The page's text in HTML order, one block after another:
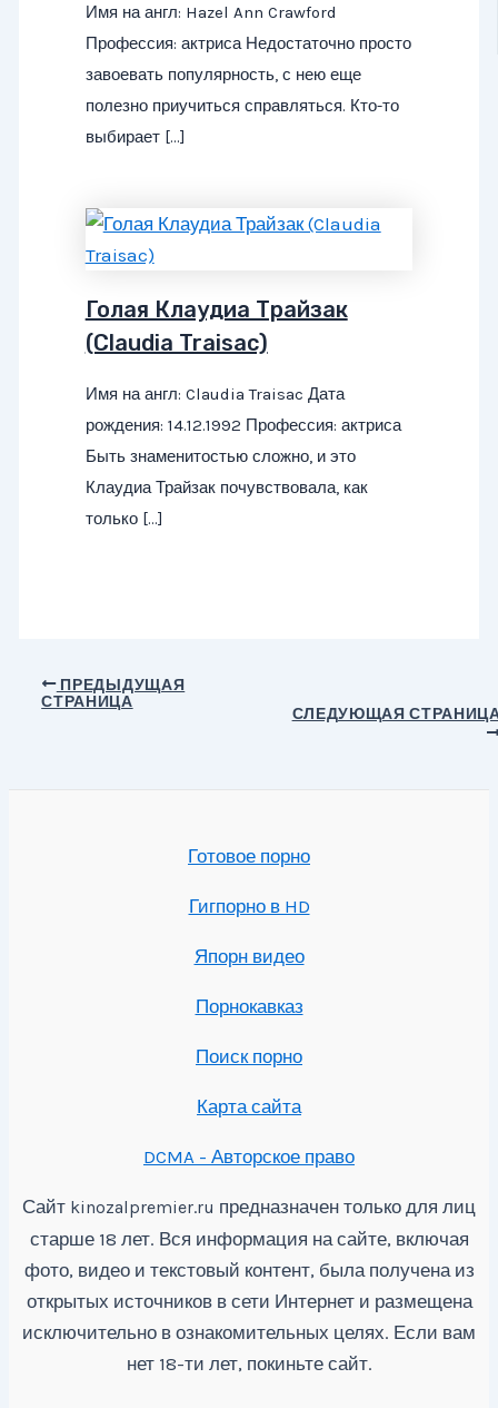
Имя на англ: Hazel Ann Crawford
Профессия: актриса Недостаточно просто
завоевать популярность, с нею еще
полезно приучиться справляться. Кто-то
выбирает […]
Голая Клаудиа Трайзак
(Claudia Traisac)
Имя на англ: Claudia Traisac Дата
рождения: 14.12.1992 Профессия: актриса
Быть знаменитостью сложно, и это
Клаудиа Трайзак почувствовала, как
только […]
Навигация
ПРЕДЫДУЩАЯ
СТРАНИЦА
СЛЕДУЮЩАЯ
Готовое порно
Гигпорно в HD
Япорн видео
Порнокавказ
Поиск порно
Карта сайта
DCMA - Авторское право
Сайт kinozalpremier.ru предназначен только для лиц
старше 18 лет. Вся информация на сайте, включая
фото, видео и текстовый контент, была получена из
открытых источников в сети Интернет и размещена
исключительно в ознакомительных целях. Если вам
нет 18-ти лет, покиньте сайт.